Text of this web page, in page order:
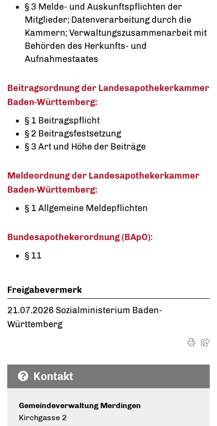
§ 3 Melde- und Auskunftspflichten der
Mitglieder; Datenverarbeitung durch die
Kammern; Verwaltungszusammenarbeit mit
Behörden des Herkunfts- und
Aufnahmestaates
Beitragsordnung der Landesapothekerkammer
Baden-Württemberg:
§ 1 Beitragspflicht
§ 2 Beitragsfestsetzung
§ 3 Art und Höhe der Beiträge
Meldeordnung der Landesapothekerkammer
Baden-Württemberg:
§ 1 Allgemeine Meldepflichten
Bundesapothekerordnung (BApO):
§ 11
Freigabevermerk
21.07.2026 Sozialministerium Baden-
Württemberg
Kontakt
Gemeindeverwaltung Merdingen
Kirchgasse 2